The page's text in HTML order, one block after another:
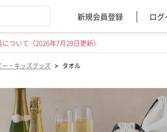
新規会員登録 ログ
ついて（2026年7月29日更新）
ー・キッズグッズ > タオル